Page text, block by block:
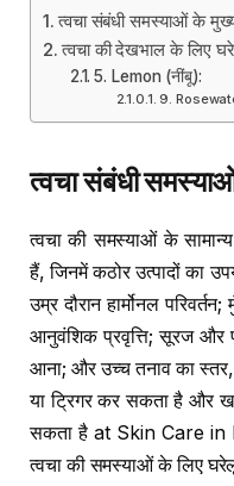
त्वचा संबंधी समस्याओं के
त्वचा की देखभाल के लिए
5. Lemon (नींबू):
9.
त्वचा संबंधी
त्वचा की समस्याओं के
हैं, जिनमें कठोर उत्पादों का
उम्र दौरान हार्मोनल
आनुवंशिक प्रवृत्ति; सूरज और
आना; और उच्च तनाव का
या ट्रिगर कर सकता है और
सकता है at Skin Care
त्वचा की समस्याओं के लिए